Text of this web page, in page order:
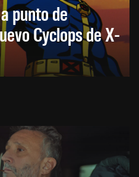
punto de
Cyclops de X-